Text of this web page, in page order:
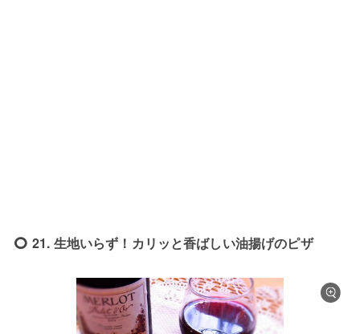
21. 生地いらず！カリッと香ばしい油揚げのピザ